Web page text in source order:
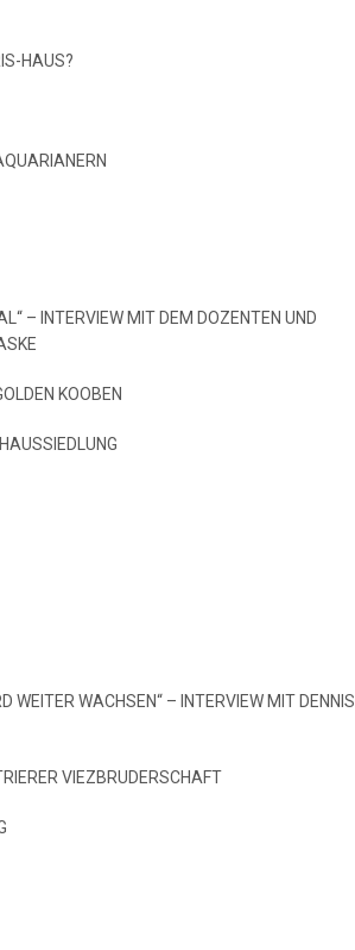
HAUS?
– INTERVIEW MIT DEM DOZENTEN UND
KOOBEN
WEITER WACHSEN“ – INTERVIEW MIT DENNIS
VIEZBRUDERSCHAFT